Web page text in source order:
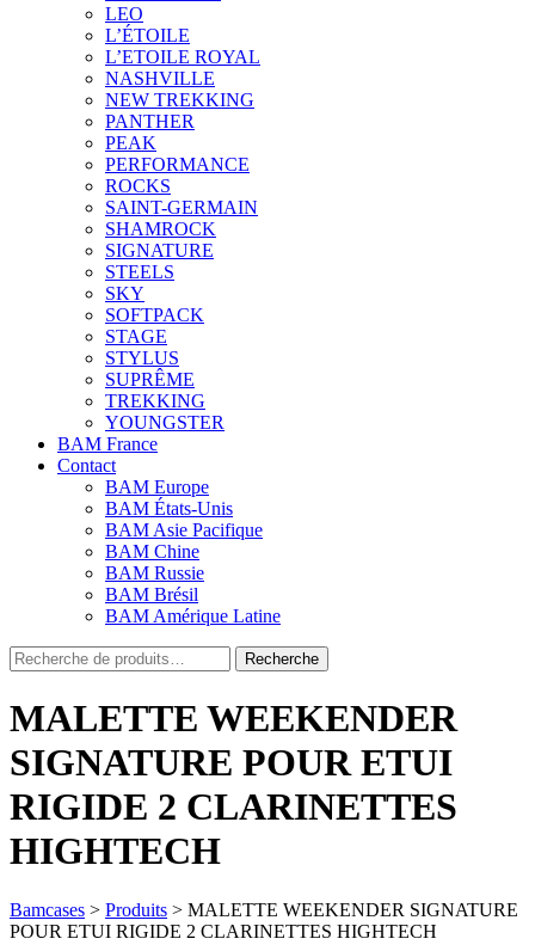
LEO
L’ÉTOILE
L’ETOILE ROYAL
NASHVILLE
NEW TREKKING
PANTHER
PEAK
PERFORMANCE
ROCKS
SAINT-GERMAIN
SHAMROCK
SIGNATURE
STEELS
SKY
SOFTPACK
STAGE
STYLUS
SUPRÊME
TREKKING
YOUNGSTER
BAM France
Contact
BAM Europe
BAM États-Unis
BAM Asie Pacifique
BAM Chine
BAM Russie
BAM Brésil
BAM Amérique Latine
Recherche
pour :
Recherche
MALETTE WEEKENDER
SIGNATURE POUR ETUI
RIGIDE 2 CLARINETTES
HIGHTECH
Bamcases > Produits > MALETTE WEEKENDER SIGNATURE
POUR ETUI RIGIDE 2 CLARINETTES HIGHTECH